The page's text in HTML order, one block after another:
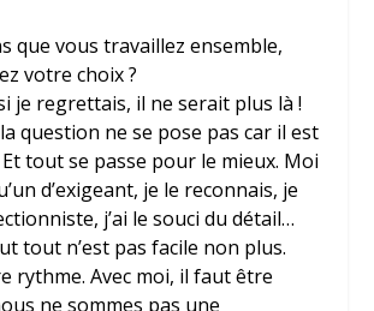
que vous travaillez ensemble,
votre choix ?
je regrettais, il ne serait plus là !
question ne se pose pas car il est
tout se passe pour le mieux. Moi
d’exigeant, je le reconnais, je
j’ai le souci du détail…
tout n’est pas facile non plus.
rythme. Avec moi, il faut être
ne sommes pas une